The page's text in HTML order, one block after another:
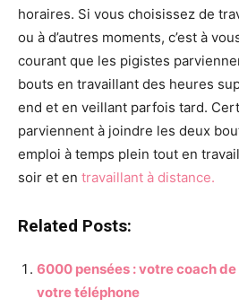
horaires. Si vous choisissez de
ou à d’autres moments, c’est à
courant que les pigistes
bouts en travaillant des heures
end et en veillant parfois tard.
parviennent à joindre les deux
emploi à temps plein tout en
soir et en travaillant à distance.
Related Posts:
6000 pensées : votre coach
votre téléphone